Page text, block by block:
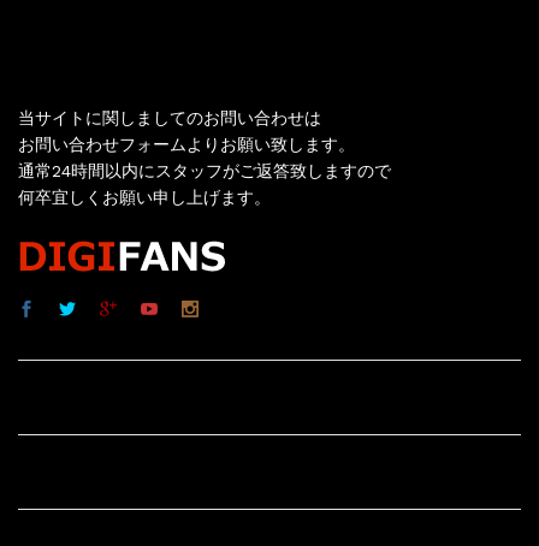
当サイトに関しましてのお問い合わせは
お問い合わせフォームよりお願い致します。
通常24時間以内にスタッフがご返答致しますので
何卒宜しくお願い申し上げます。